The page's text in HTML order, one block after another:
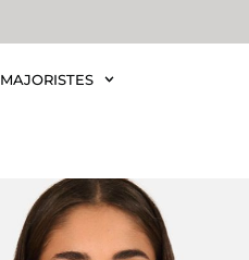
MAJORISTES